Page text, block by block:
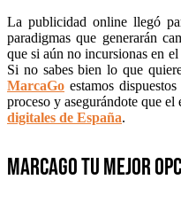
La publicidad online llegó
paradigmas que generarán
que si aún no incursionas en
Si no sabes bien lo que
MarcaGo estamos
proceso y asegurándote que
digitales de España.
MarcaGo tu mejor